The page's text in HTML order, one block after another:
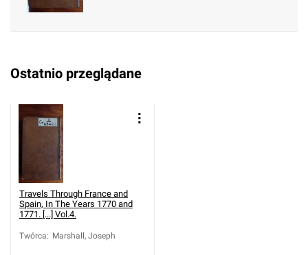
Ostatnio przeglądane
Travels Through France and
Spain, In The Years 1770 and
1771. [...] Vol.4.
Twórca: Marshall, Joseph